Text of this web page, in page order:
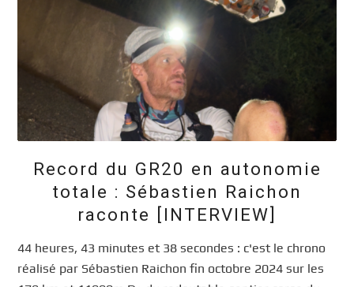
Record du GR20 en autonomie
totale : Sébastien Raichon
raconte [INTERVIEW]
44 heures, 43 minutes et 38 secondes : c'est le chrono
réalisé par Sébastien Raichon fin octobre 2024 sur les